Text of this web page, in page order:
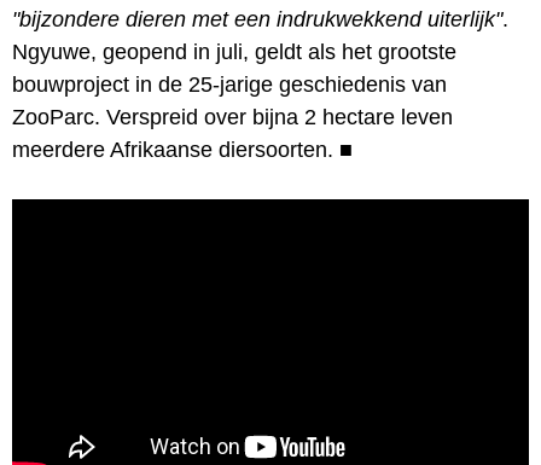
"bijzondere dieren met een indrukwekkend uiterlijk".
Ngyuwe, geopend in juli, geldt als het grootste
bouwproject in de 25-jarige geschiedenis van
ZooParc. Verspreid over bijna 2 hectare leven
meerdere Afrikaanse diersoorten. ■